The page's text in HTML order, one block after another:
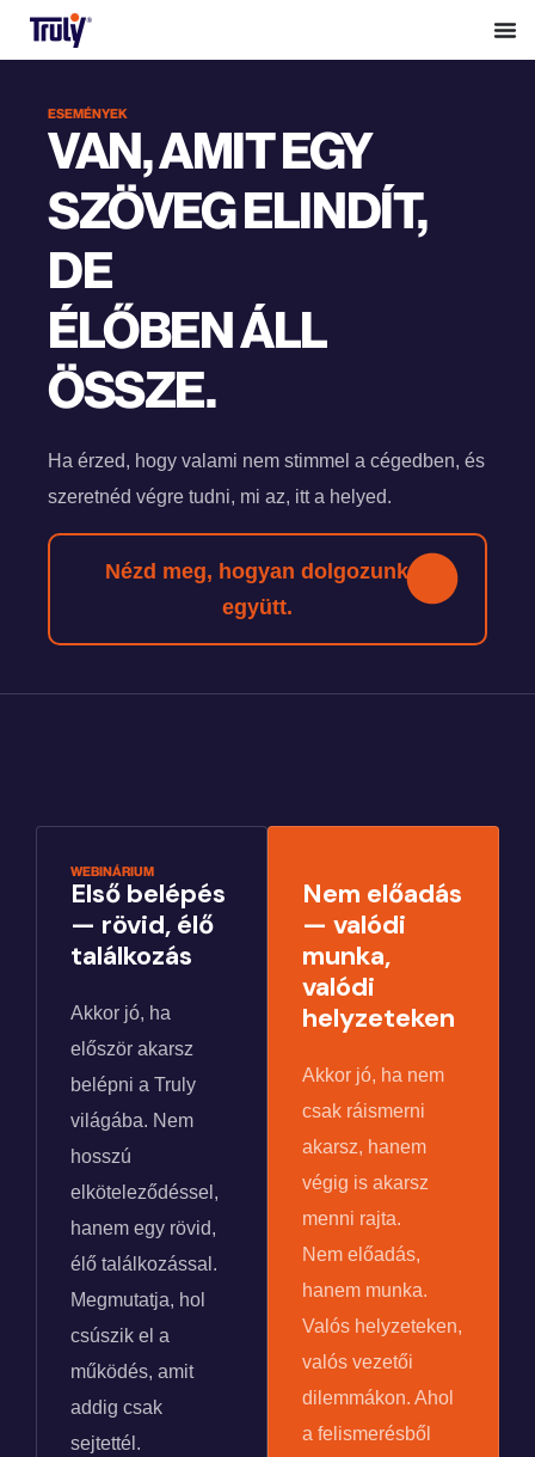
ESEMÉNYEK
VAN, AMIT EGY
SZÖVEG ELINDÍT,
DE
ÉLŐBEN ÁLL
ÖSSZE.
Ha érzed, hogy valami nem stimmel a cégedben, és
szeretnéd végre tudni, mi az, itt a helyed.
Nézd meg, hogyan dolgozunk
együtt.
WEBINÁRIUM
Első belépés
— rövid, élő
találkozás
Akkor jó, ha
először akarsz
belépni a Truly
világába. Nem
hosszú
elköteleződéssel,
hanem egy rövid,
élő találkozással.
Megmutatja, hol
csúszik el a
működés, amit
addig csak
sejtettél.
Nem előadás
— valódi
munka,
valódi
helyzeteken
Akkor jó, ha nem
csak ráismerni
akarsz, hanem
végig is akarsz
menni rajta.
Nem előadás,
hanem munka.
Valós helyzeteken,
valós vezetői
dilemmákon. Ahol
a felismerésből